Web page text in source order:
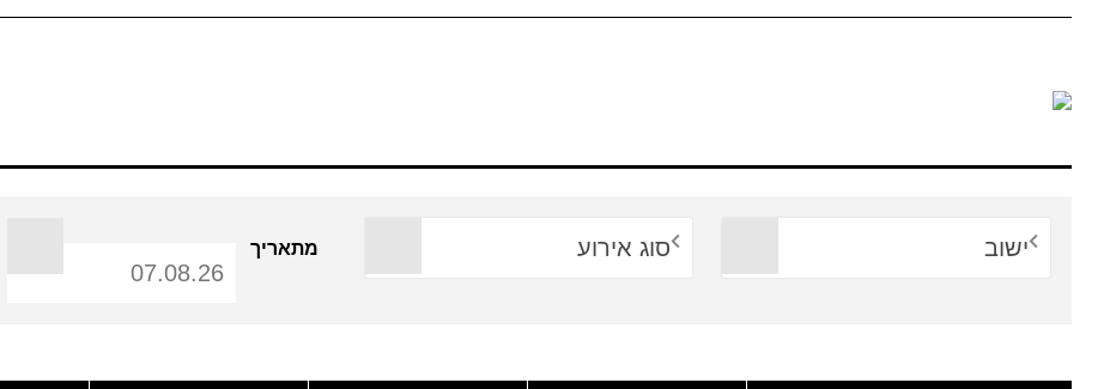
ישוב סוג אירוע מתאריך